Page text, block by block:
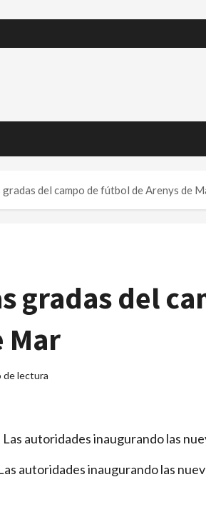
del campo de fútbol de Arenys de
gradas del
Mar
de lectura
autoridades inaugurando las